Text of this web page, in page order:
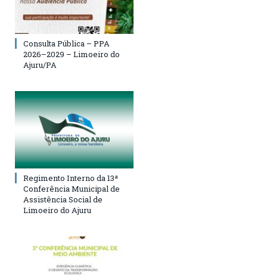
Consulta Pública – PPA
2026–2029 – Limoeiro do
Ajuru/PA
Regimento Interno da 13ª
Conferência Municipal de
Assistência Social de
Limoeiro do Ajuru